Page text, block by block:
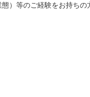
）等のご経験をお持ちの